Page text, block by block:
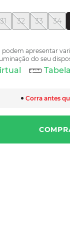
31 32 33 34
apresentar
do seu
Corra antes